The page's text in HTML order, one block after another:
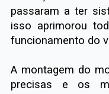
passaram a ter
isso aprimorou
funcionamento do
A montagem do
precisas e os